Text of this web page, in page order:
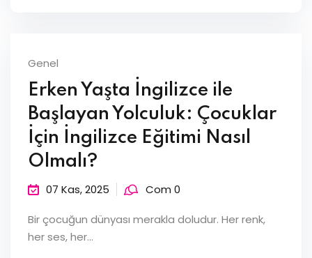
Genel
Erken Yaşta İngilizce ile
Başlayan Yolculuk: Çocuklar
İçin İngilizce Eğitimi Nasıl
Olmalı?
07 Kas, 2025 Com 0
Bir çocuğun dünyası merakla doludur. Her renk,
her ses, her...